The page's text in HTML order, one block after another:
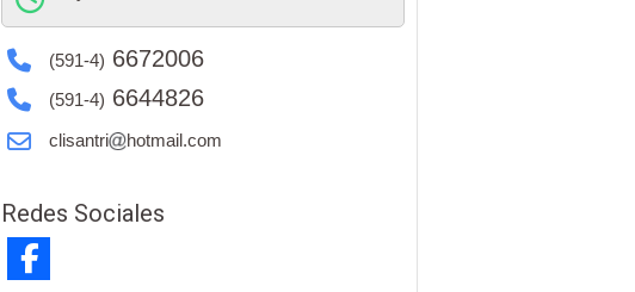
(591-4) 6672006
(591-4) 6644826
clisantri hotmail.com
Redes Sociales